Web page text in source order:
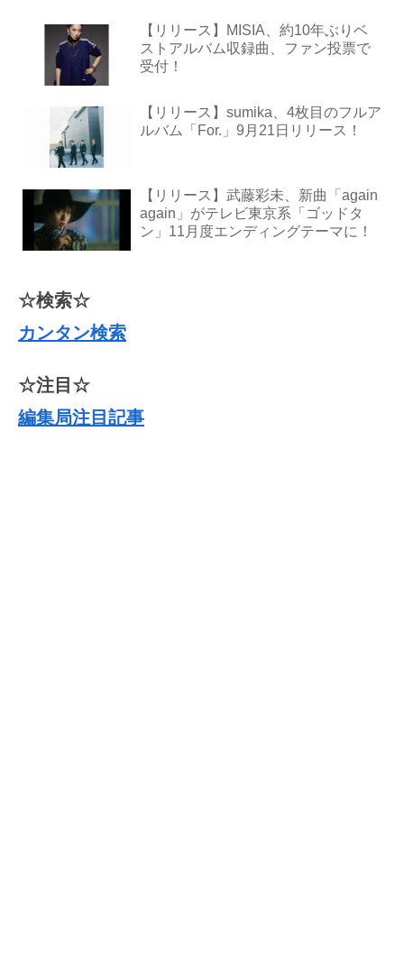
【リリース】MISIA、約10年ぶりベ
ストアルバム収録曲、ファン投票で
受付！
【リリース】sumika、4枚目のフルア
ルバム「For.」9月21日リリース！
【リリース】武藤彩未、新曲「again
again」がテレビ東京系「ゴッドタ
ン」11月度エンディングテーマに！
☆検索☆
カンタン検索
☆注目☆
編集局注目記事